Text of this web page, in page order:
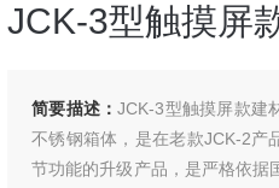
JCK-3型触摸屏
简要描述：JCK-3型触摸屏款建
不锈钢箱体，是在老款JCK-2产
节功能的升级产品，是严格依据